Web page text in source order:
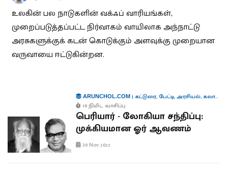
உலகின் பல நாடுகளின் வக்ஃப் வாரியங்கள்,
முறைப்படுத்தப்பட்ட நிர்வாகம் வாயிலாக அந்நாட்டு
அரசுகளுக்குக் கடன் கொடுக்கும் அளவுக்கு முறையான
வருவாயை ஈட்டுகின்றன.
ARUNCHOL.COM| கட்டுரை, பேட்டி,அரசியல், கலாச்சாரம்
10 நிமிட வாசிப்பு
பெரியார் - லோகியா சந்திப்பு:
முக்கியமான ஓர் ஆவணம்
30 Nov 2022